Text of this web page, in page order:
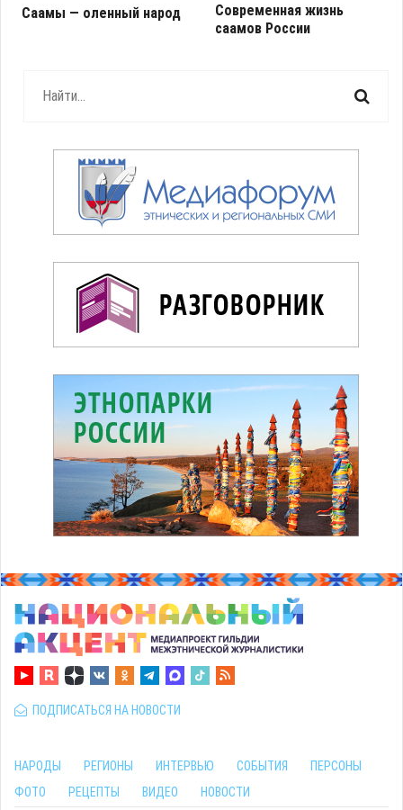
Саамы — оленный народ
Современная жизнь
саамов России
ПОДПИСАТЬСЯ НА НОВОСТИ
НАРОДЫ РЕГИОНЫ ИНТЕРВЬЮ СОБЫТИЯ
ПЕРСОНЫ
ФОТО
РЕЦЕПТЫ ВИДЕО НОВОСТИ